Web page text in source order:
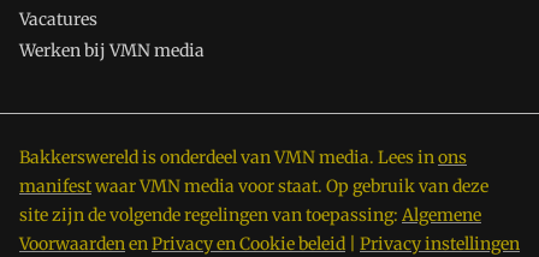
Vacatures
Werken bij VMN media
Bakkerswereld is onderdeel van VMN media. Lees inons
manifestwaar VMN media voor staat. Op gebruik van deze
site zijn de volgende regelingen van toepassing: Algemene
VoorwaardenenPrivacy en Cookie beleid Privacy instellingen